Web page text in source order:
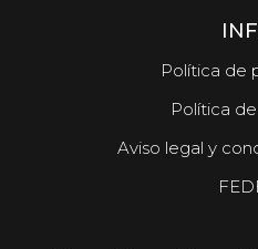
Política de
Política
Aviso legal y